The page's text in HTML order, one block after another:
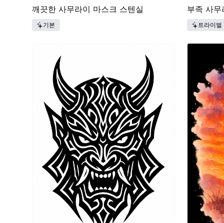
깨끗한 사무라이 마스크 스텐실
기본
부족 사
트라이벌